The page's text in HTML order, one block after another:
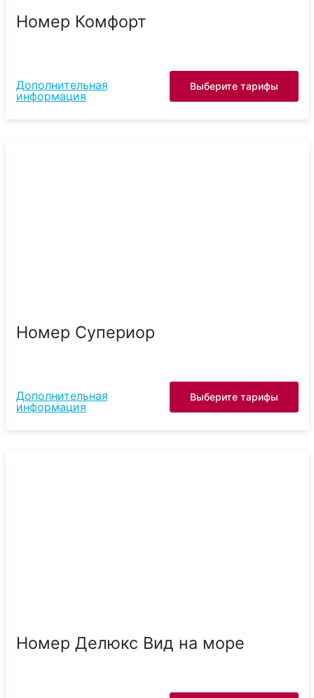
Номер Комфорт
Дополнительная
информация
Выберите тарифы
Номер Супериор
Дополнительная
информация
Выберите тарифы
Номер Делюкс Вид на море